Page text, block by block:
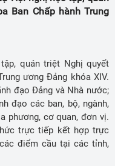
Ban Chấp hành Trung
quán triệt Nghị quyết
ương Đảng khóa XIV.
đạo Đảng và Nhà nước;
đạo các ban, bộ, ngành,
phương, cơ quan, đơn vị.
trực tiếp kết hợp trực
điểm cầu tại các tỉnh,